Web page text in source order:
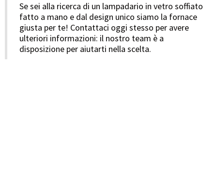
Se sei alla ricerca di un lampadario in vetro soffiato
fatto a mano e dal design unico siamo la fornace
giusta per te! Contattaci oggi stesso per avere
ulteriori informazioni: il nostro team è a
disposizione per aiutarti nella scelta.